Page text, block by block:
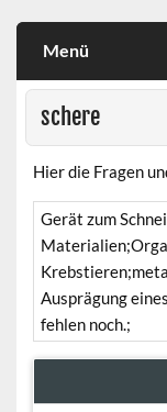
Menü
schere
Hier die Fragen
Gerät zum
Ausprägung
fehlen noch.;